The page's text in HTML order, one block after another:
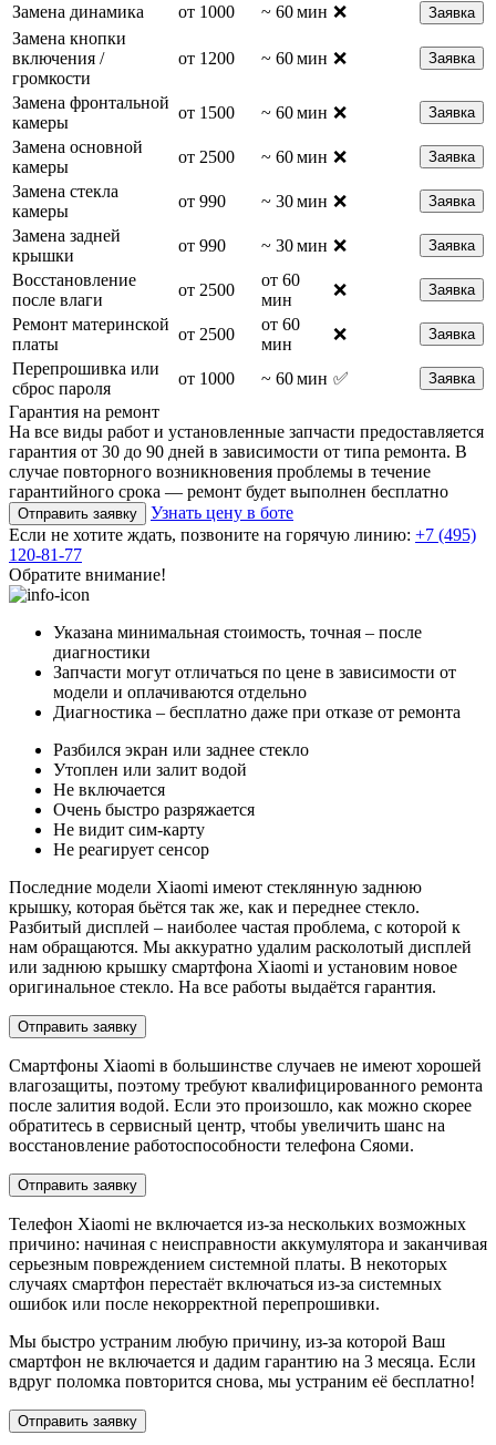
Замена динамика от 1000 ~ 60 мин ❌ Заявка
Замена кнопки
включения /
громкости
от 1200 ~ 60 мин ❌ Заявка
Замена фронтальной
камеры
от 1500 ~ 60 мин ❌ Заявка
Замена основной
камеры
от 2500 ~ 60 мин ❌ Заявка
Замена стекла
камеры
от 990 ~ 30 мин ❌ Заявка
Замена задней
крышки
от 990 ~ 30 мин ❌ Заявка
Восстановление
после влаги
от 2500
от 60
мин
❌ Заявка
Ремонт материнской
платы
от 2500
от 60
мин
❌ Заявка
Перепрошивка или
сброс пароля
от 1000 ~ 60 мин ✅ Заявка
Гарантия на ремонт
На все виды работ и установленные запчасти предоставляется
гарантия от 30 до 90 дней в зависимости от типа ремонта. В
случае повторного возникновения проблемы в течение
гарантийного срока — ремонт будет выполнен бесплатно
Отправить заявку
Узнать цену в боте
Если не хотите ждать, позвоните на горячую линию: +7 (495)
120-81-77
Обратите внимание!
Указана минимальная стоимость, точная – после
диагностики
Запчасти могут отличаться по цене в зависимости от
модели и оплачиваются отдельно
Диагностика – бесплатно даже при отказе от ремонта
Разбился экран или заднее стекло
Утоплен или залит водой
Не включается
Очень быстро разряжается
Не видит сим-карту
Не реагирует сенсор
Последние модели Xiaomi имеют стеклянную заднюю
крышку, которая бьётся так же, как и переднее стекло.
Разбитый дисплей – наиболее частая проблема, с которой к
нам обращаются. Мы аккуратно удалим расколотый дисплей
или заднюю крышку смартфона Xiaomi и установим новое
оригинальное стекло. На все работы выдаётся гарантия.
Отправить заявку
Смартфоны Xiaomi в большинстве случаев не имеют хорошей
влагозащиты, поэтому требуют квалифицированного ремонта
после залития водой. Если это произошло, как можно скорее
обратитесь в сервисный центр, чтобы увеличить шанс на
восстановление работоспособности телефона Сяоми.
Отправить заявку
Телефон Xiaomi не включается из-за нескольких возможных
причино: начиная с неисправности аккумулятора и заканчивая
серьезным повреждением системной платы. В некоторых
случаях смартфон перестаёт включаться из-за системных
ошибок или после некорректной перепрошивки.
Мы быстро устраним любую причину, из-за которой Ваш
смартфон не включается и дадим гарантию на 3 месяца. Если
вдруг поломка повторится снова, мы устраним её бесплатно!
Отправить заявку